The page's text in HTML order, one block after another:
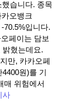
습니다. 종목
오뱅크
70.5%입니다.
페이는 담보
밝혔는데요.
만, 카카오페
원)를 기
매 위험에서
사